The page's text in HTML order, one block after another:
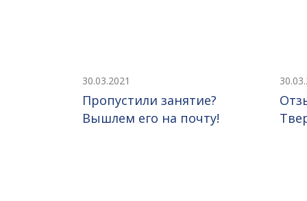
30.03.2021
Пропустили занятие?
Вышлем его на почту!